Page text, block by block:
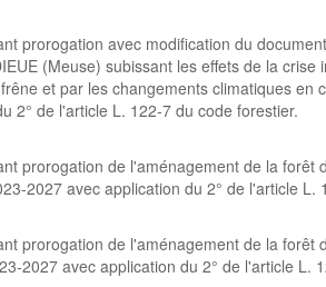
prorogation avec modification du
(Meuse) subissant les effets de la crise
et par les changements climatiques en
2° de l'article L. 122-7 du code forestier.
prorogation de l'aménagement de la forêt
2027 avec application du 2° de l'article L.
prorogation de l'aménagement de la forêt
2027 avec application du 2° de l'article L.